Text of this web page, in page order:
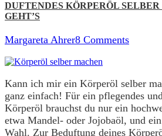
DUFTENDES KÖRPERÖL SELBER
GEHT’S
Margareta Ahrer8 Comments
Kann ich mir ein Körperöl selber
ganz einfach! Für ein pflegendes
Körperöl brauchst du nur ein
etwa Mandel- oder Jojobaöl, und
Wahl. Zur Beduftung deines